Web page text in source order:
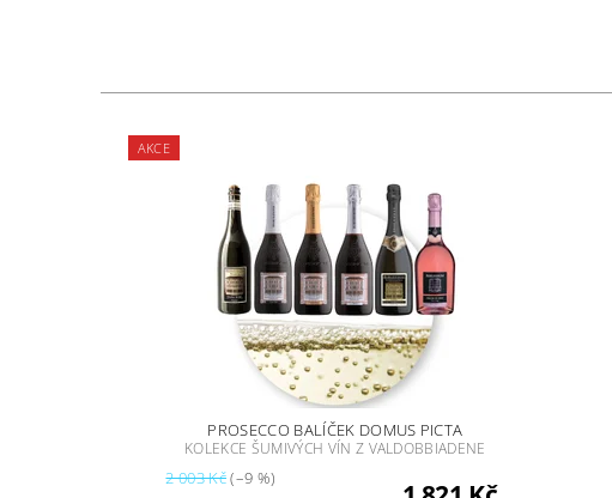
AKCE
PROSECCO BALÍČEK DOMUS PICTA
KOLEKCE ŠUMIVÝCH VÍN Z VALDOBBIADENE
2 003 Kč(–9 %)